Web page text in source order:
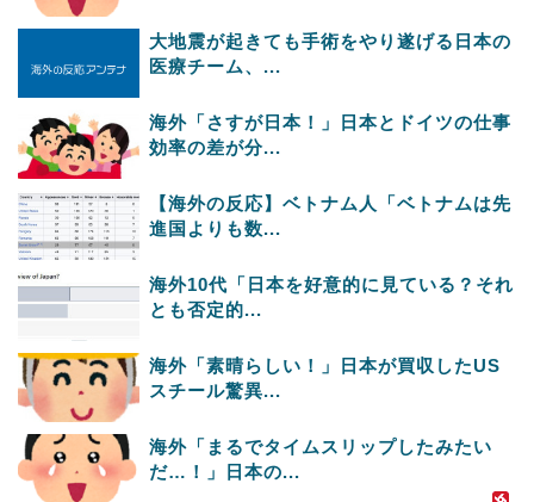
大地震が起きても手術をやり遂げる日本の
医療チーム、...
海外「さすが日本！」日本とドイツの仕事
効率の差が分...
【海外の反応】ベトナム人「ベトナムは先
進国よりも数...
海外10代「日本を好意的に見ている？それ
とも否定的...
海外「素晴らしい！」日本が買収したUS
スチール驚異...
海外「まるでタイムスリップしたみたい
だ…！」日本の...